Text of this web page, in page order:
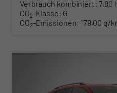
Verbrauch kombiniert: 7,80
CO2-Klasse: G
CO2-Emissionen: 179,00 g/